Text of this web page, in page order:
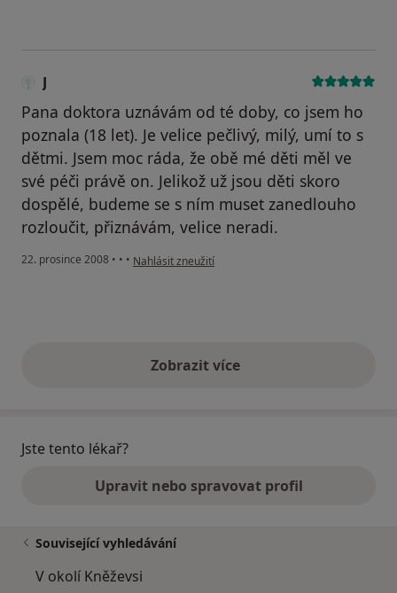
J
Pana doktora uznávám od té doby, co jsem ho
poznala (18 let). Je velice pečlivý, milý, umí to s
dětmi. Jsem moc ráda, že obě mé děti měl ve
své péči právě on. Jelikož už jsou děti skoro
dospělé, budeme se s ním muset zanedlouho
rozloučit, přiznávám, velice neradi.
22. prosince 2008 • • • podle názoru uživatele J
Nahlásit zneužití
Zobrazit vícevýše uvedené názory
Jste tento lékař?
Upravit nebo spravovat profil
Související vyhledávání
V okolí Kněževsi